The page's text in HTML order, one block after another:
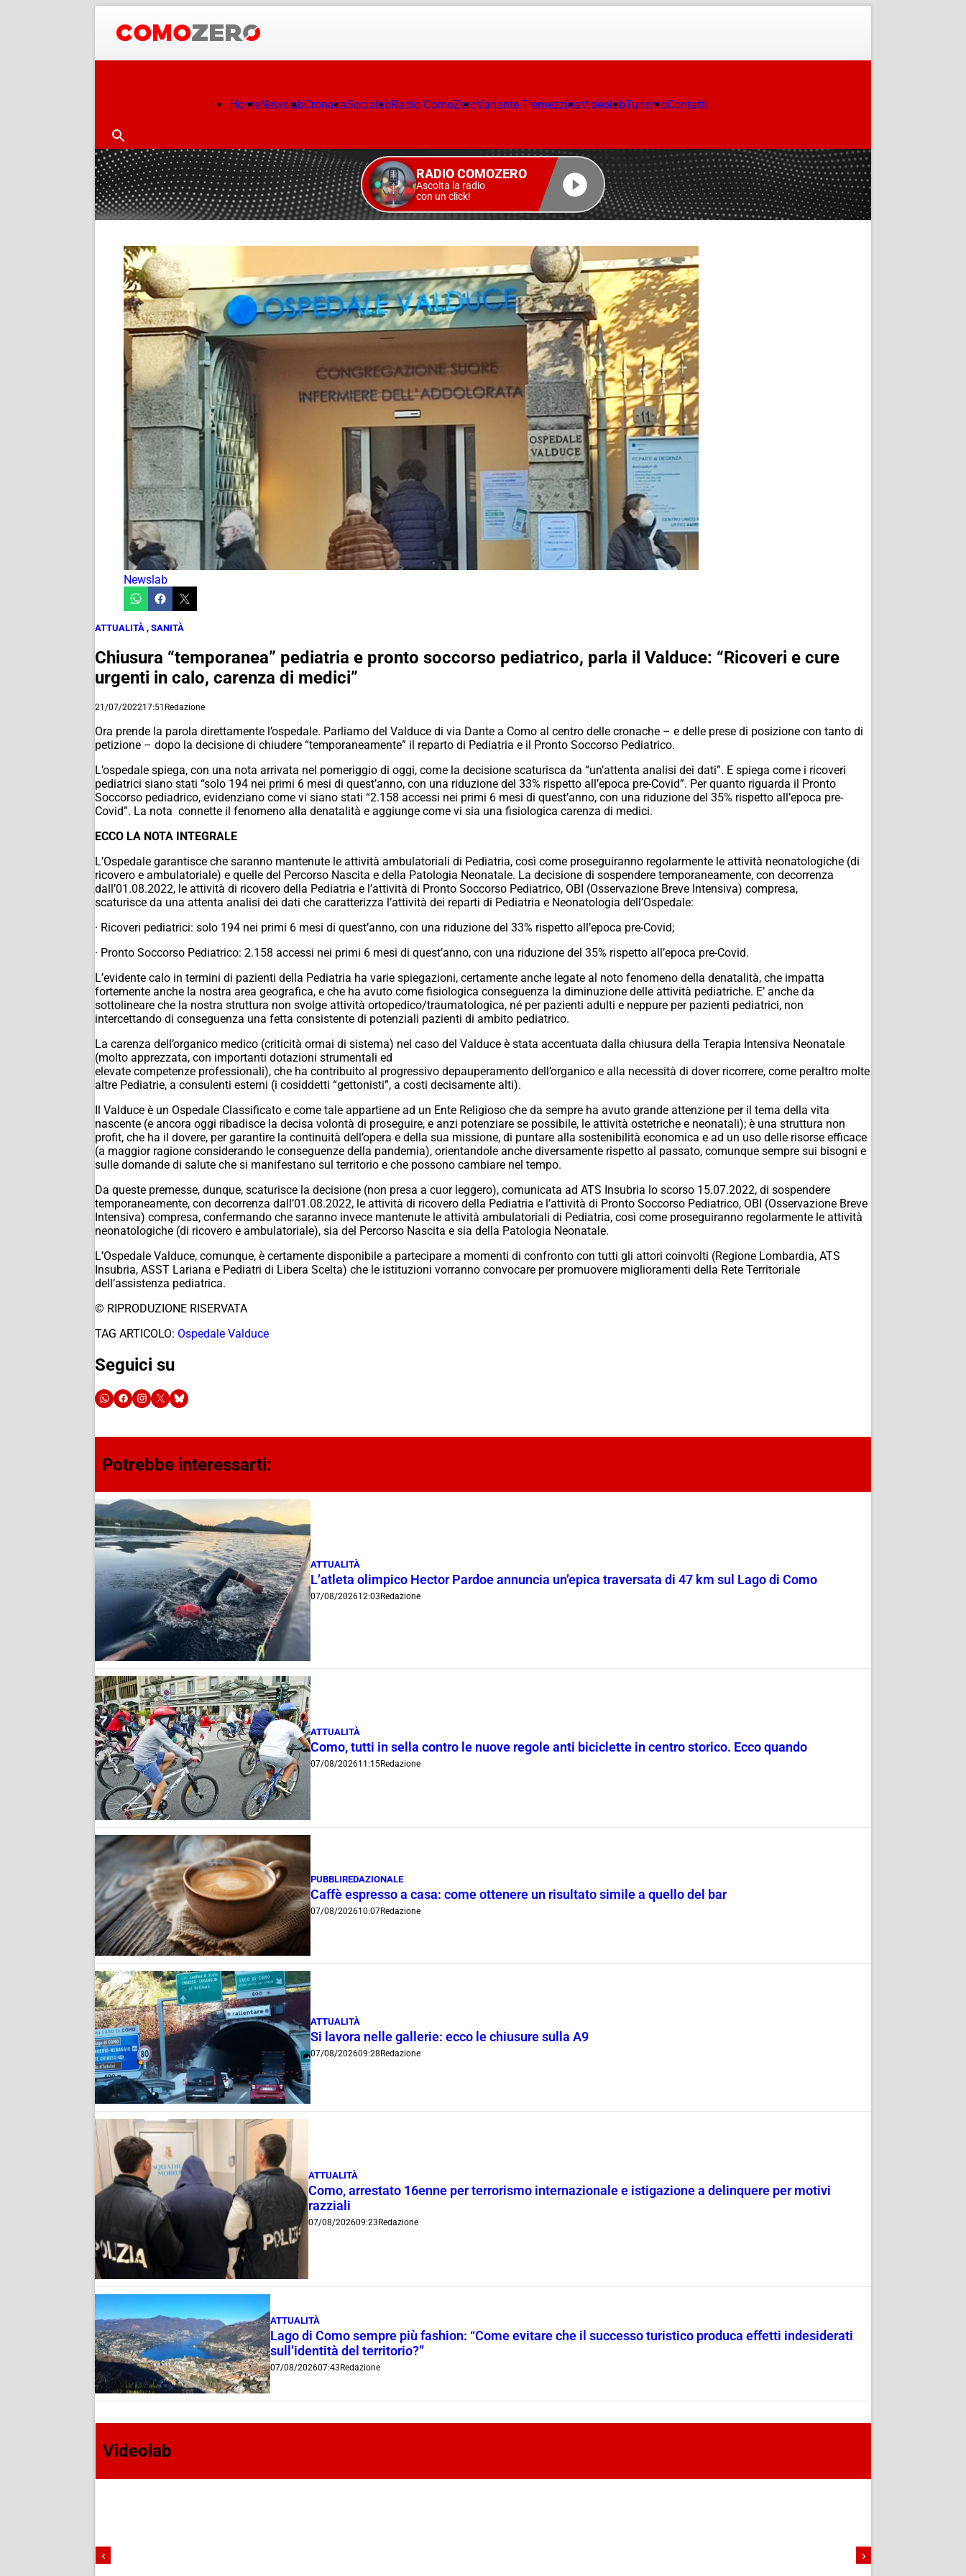
HomeNewslabCronacaSocialabRadio ComoZeroVariante TremezzinaVideolabTurismoContatti
RADIO COMOZERO
Ascolta la radio
con un click!
Newslab
ATTUALITÀ , SANITÀ
Chiusura “temporanea” pediatria e pronto soccorso pediatrico, parla il Valduce: “Ricoveri e cure
urgenti in calo, carenza di medici”
21/07/202217:51 Redazione
Ora prende la parola direttamente l’ospedale. Parliamo del Valduce di via Dante a Como al centro delle cronache – e delle prese di posizione con tanto di
petizione – dopo la decisione di chiudere “temporaneamente” il reparto di Pediatria e il Pronto Soccorso Pediatrico.
L’ospedale spiega, con una nota arrivata nel pomeriggio di oggi, come la decisione scaturisca da “un’attenta analisi dei dati”. E spiega come i ricoveri
pediatrici siano stati “solo 194 nei primi 6 mesi di quest’anno, con una riduzione del 33% rispetto all’epoca pre-Covid”. Per quanto riguarda il Pronto
Soccorso pediadrico, evidenziano come vi siano stati “2.158 accessi nei primi 6 mesi di quest’anno, con una riduzione del 35% rispetto all’epoca pre-
Covid”. La nota connette il fenomeno alla denatalità e aggiunge come vi sia una fisiologica carenza di medici.
ECCO LA NOTA INTEGRALE
L’Ospedale garantisce che saranno mantenute le attività ambulatoriali di Pediatria, così come proseguiranno regolarmente le attività neonatologiche (di
ricovero e ambulatoriale) e quelle del Percorso Nascita e della Patologia Neonatale. La decisione di sospendere temporaneamente, con decorrenza
dall’01.08.2022, le attività di ricovero della Pediatria e l’attività di Pronto Soccorso Pediatrico, OBI (Osservazione Breve Intensiva) compresa,
scaturisce da una attenta analisi dei dati che caratterizza l’attività dei reparti di Pediatria e Neonatologia dell’Ospedale:
· Ricoveri pediatrici: solo 194 nei primi 6 mesi di quest’anno, con una riduzione del 33% rispetto all’epoca pre-Covid;
· Pronto Soccorso Pediatrico: 2.158 accessi nei primi 6 mesi di quest’anno, con una riduzione del 35% rispetto all’epoca pre-Covid.
L’evidente calo in termini di pazienti della Pediatria ha varie spiegazioni, certamente anche legate al noto fenomeno della denatalità, che impatta
fortemente anche la nostra area geografica, e che ha avuto come fisiologica conseguenza la diminuzione delle attività pediatriche. E’ anche da
sottolineare che la nostra struttura non svolge attività ortopedico/traumatologica, né per pazienti adulti e neppure per pazienti pediatrici, non
intercettando di conseguenza una fetta consistente di potenziali pazienti di ambito pediatrico.
La carenza dell’organico medico (criticità ormai di sistema) nel caso del Valduce è stata accentuata dalla chiusura della Terapia Intensiva Neonatale
(molto apprezzata, con importanti dotazioni strumentali ed
elevate competenze professionali), che ha contribuito al progressivo depauperamento dell’organico e alla necessità di dover ricorrere, come peraltro molte
altre Pediatrie, a consulenti esterni (i cosiddetti “gettonisti”, a costi decisamente alti).
Il Valduce è un Ospedale Classificato e come tale appartiene ad un Ente Religioso che da sempre ha avuto grande attenzione per il tema della vita
nascente (e ancora oggi ribadisce la decisa volontà di proseguire, e anzi potenziare se possibile, le attività ostetriche e neonatali); è una struttura non
profit, che ha il dovere, per garantire la continuità dell’opera e della sua missione, di puntare alla sostenibilità economica e ad un uso delle risorse efficace
(a maggior ragione considerando le conseguenze della pandemia), orientandole anche diversamente rispetto al passato, comunque sempre sui bisogni e
sulle domande di salute che si manifestano sul territorio e che possono cambiare nel tempo.
Da queste premesse, dunque, scaturisce la decisione (non presa a cuor leggero), comunicata ad ATS Insubria lo scorso 15.07.2022, di sospendere
temporaneamente, con decorrenza dall’01.08.2022, le attività di ricovero della Pediatria e l’attività di Pronto Soccorso Pediatrico, OBI (Osservazione Breve
Intensiva) compresa, confermando che saranno invece mantenute le attività ambulatoriali di Pediatria, così come proseguiranno regolarmente le attività
neonatologiche (di ricovero e ambulatoriale), sia del Percorso Nascita e sia della Patologia Neonatale.
L’Ospedale Valduce, comunque, è certamente disponibile a partecipare a momenti di confronto con tutti gli attori coinvolti (Regione Lombardia, ATS
Insubria, ASST Lariana e Pediatri di Libera Scelta) che le istituzioni vorranno convocare per promuovere miglioramenti della Rete Territoriale
dell’assistenza pediatrica.
© RIPRODUZIONE RISERVATA
TAG ARTICOLO: Ospedale Valduce
Seguici su
Potrebbe interessarti:
ATTUALITÀ
L’atleta olimpico Hector Pardoe annuncia un’epica traversata di 47 km sul Lago di Como
07/08/202612:03 Redazione
ATTUALITÀ
Como, tutti in sella contro le nuove regole anti biciclette in centro storico. Ecco quando
07/08/202611:15Redazione
PUBBLIREDAZIONALE
Caffè espresso a casa: come ottenere un risultato simile a quello del bar
07/08/202610:07Redazione
ATTUALITÀ
Si lavora nelle gallerie: ecco le chiusure sulla A9
07/08/202609:28 Redazione
ATTUALITÀ
Como, arrestato 16enne per terrorismo internazionale e istigazione a delinquere per motivi
razziali
07/08/202609:23 Redazione
ATTUALITÀ
Lago di Como sempre più fashion: “Come evitare che il successo turistico produca effetti indesiderati
sull’identità del territorio?”
07/08/202607:43Redazione
Videolab
‹ ›